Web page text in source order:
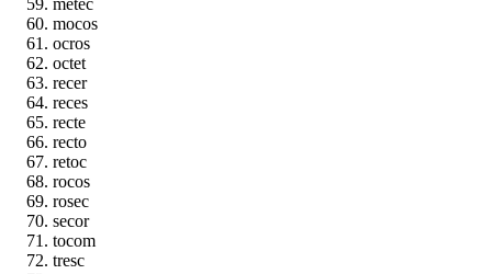
metec
mocos
ocros
octet
recer
reces
recte
recto
retoc
rocos
rosec
secor
tocom
tresc